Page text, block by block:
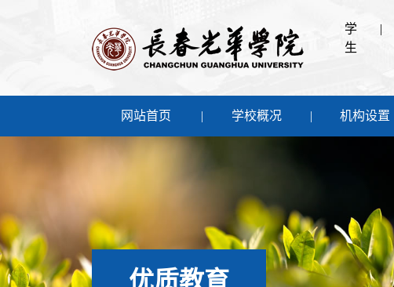
学
生
|
网站首页 学校概况 机构设置
优质教育